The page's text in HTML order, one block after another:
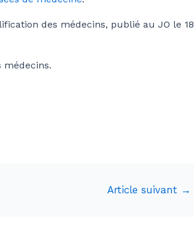
des médecins, publié au JO le 18
Article suivant →